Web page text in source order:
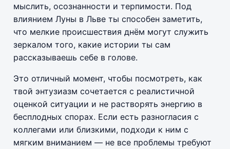
мыслить, осознанности и терпимости. Под
влиянием Луны в Льве ты способен заметить,
что мелкие происшествия днём могут служить
зеркалом того, какие истории ты сам
рассказываешь себе в голове.
Это отличный момент, чтобы посмотреть, как
твой энтузиазм сочетается с реалистичной
оценкой ситуации и не растворять энергию в
бесплодных спорах. Если есть разногласия с
коллегами или близкими, подходи к ним с
мягким вниманием — не все проблемы требуют